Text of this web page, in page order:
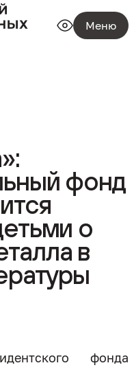
Меню
фонд
о
в
фонда